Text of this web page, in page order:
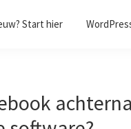
Start hier